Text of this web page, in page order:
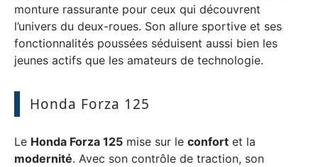
monture rassurante pour ceux qui découvrent
l’univers du deux-roues. Son allure sportive et ses
fonctionnalités poussées séduisent aussi bien les
jeunes actifs que les amateurs de technologie.
Honda Forza 125
Le Honda Forza 125 mise sur le confort et la
modernité. Avec son contrôle de traction, son